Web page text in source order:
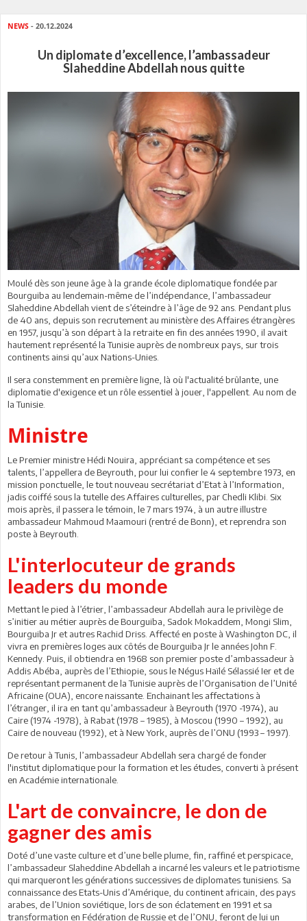
NEWS - 20.12.2024
Un diplomate d’excellence, l’ambassadeur
Slaheddine Abdellah nous quitte
Moulé dès son jeune âge à la grande école diplomatique fondée par
Bourguiba au lendemain-même de l’indépendance, l’ambassadeur
Slaheddine Abdellah vient de s’éteindre à l’âge de 92 ans. Pendant plus
de 40 ans, depuis son recrutement au ministère des Affaires étrangères
en 1957, jusqu’à son départ à la retraite en fin des années 1990, il avait
hautement représenté la Tunisie auprès de nombreux pays, sur trois
continents ainsi qu’aux Nations-Unies.
Il sera constemment en première ligne, là où l'actualité brûlante, une
diplomatie d'exigence et un rôle essentiel à jouer, l'appellent. Au nom de
la Tunisie.
Ministre
Le Premier ministre Hédi Nouira, appréciant sa compétence et ses
talents, l’appellera de Beyrouth, pour lui confier le 4 septembre 1973, en
mission ponctuelle, le tout nouveau secrétariat d’Etat à l’Information,
jadis coiffé sous la tutelle des Affaires culturelles, par Chedli Klibi. Six
mois après, il passera le témoin, le 7 mars 1974, à un autre illustre
ambassadeur Mahmoud Maamouri (rentré de Bonn), et reprendra son
poste à Beyrouth.
L'interlocuteur de grands
leaders du monde
Mettant le pied à l’étrier, l’ambassadeur Abdellah aura le privilège de
s’initier au métier auprès de Bourguiba, Sadok Mokaddem, Mongi Slim,
Bourguiba Jr et autres Rachid Driss. Affecté en poste à Washington DC, il
vivra en premières loges aux côtés de Bourguiba Jr le années John F.
Kennedy. Puis, il obtiendra en 1968 son premier poste d’ambassadeur à
Addis Abéba, auprès de l’Ethiopie, sous le Négus Haïlé Sélassié Ier et de
représentant permanent de la Tunisie auprès de l’Organisation de l’Unité
Africaine (OUA), encore naissante. Enchainant les affectations à
l’étranger, il ira en tant qu’ambassadeur à Beyrouth (1970 -1974), au
Caire (1974 -1978), à Rabat (1978 – 1985), à Moscou (1990 – 1992), au
Caire de nouveau (1992), et à New York, auprès de l’ONU (1993 – 1997).
De retour à Tunis, l’ambassadeur Abdellah sera chargé de fonder
l'institut diplomatique pour la formation et les études, converti à présent
en Académie internationale.
L'art de convaincre, le don de
gagner des amis
Doté d’une vaste culture et d’une belle plume, fin, raffiné et perspicace,
l’ambassadeur Slaheddine Abdellah a incarné les valeurs et le patriotisme
qui marqueront les générations successives de diplomates tunisiens. Sa
connaissance des Etats-Unis d’Amérique, du continent africain, des pays
arabes, de l’Union soviétique, lors de son éclatement en 1991 et sa
transformation en Fédération de Russie et de l’ONU, feront de lui un